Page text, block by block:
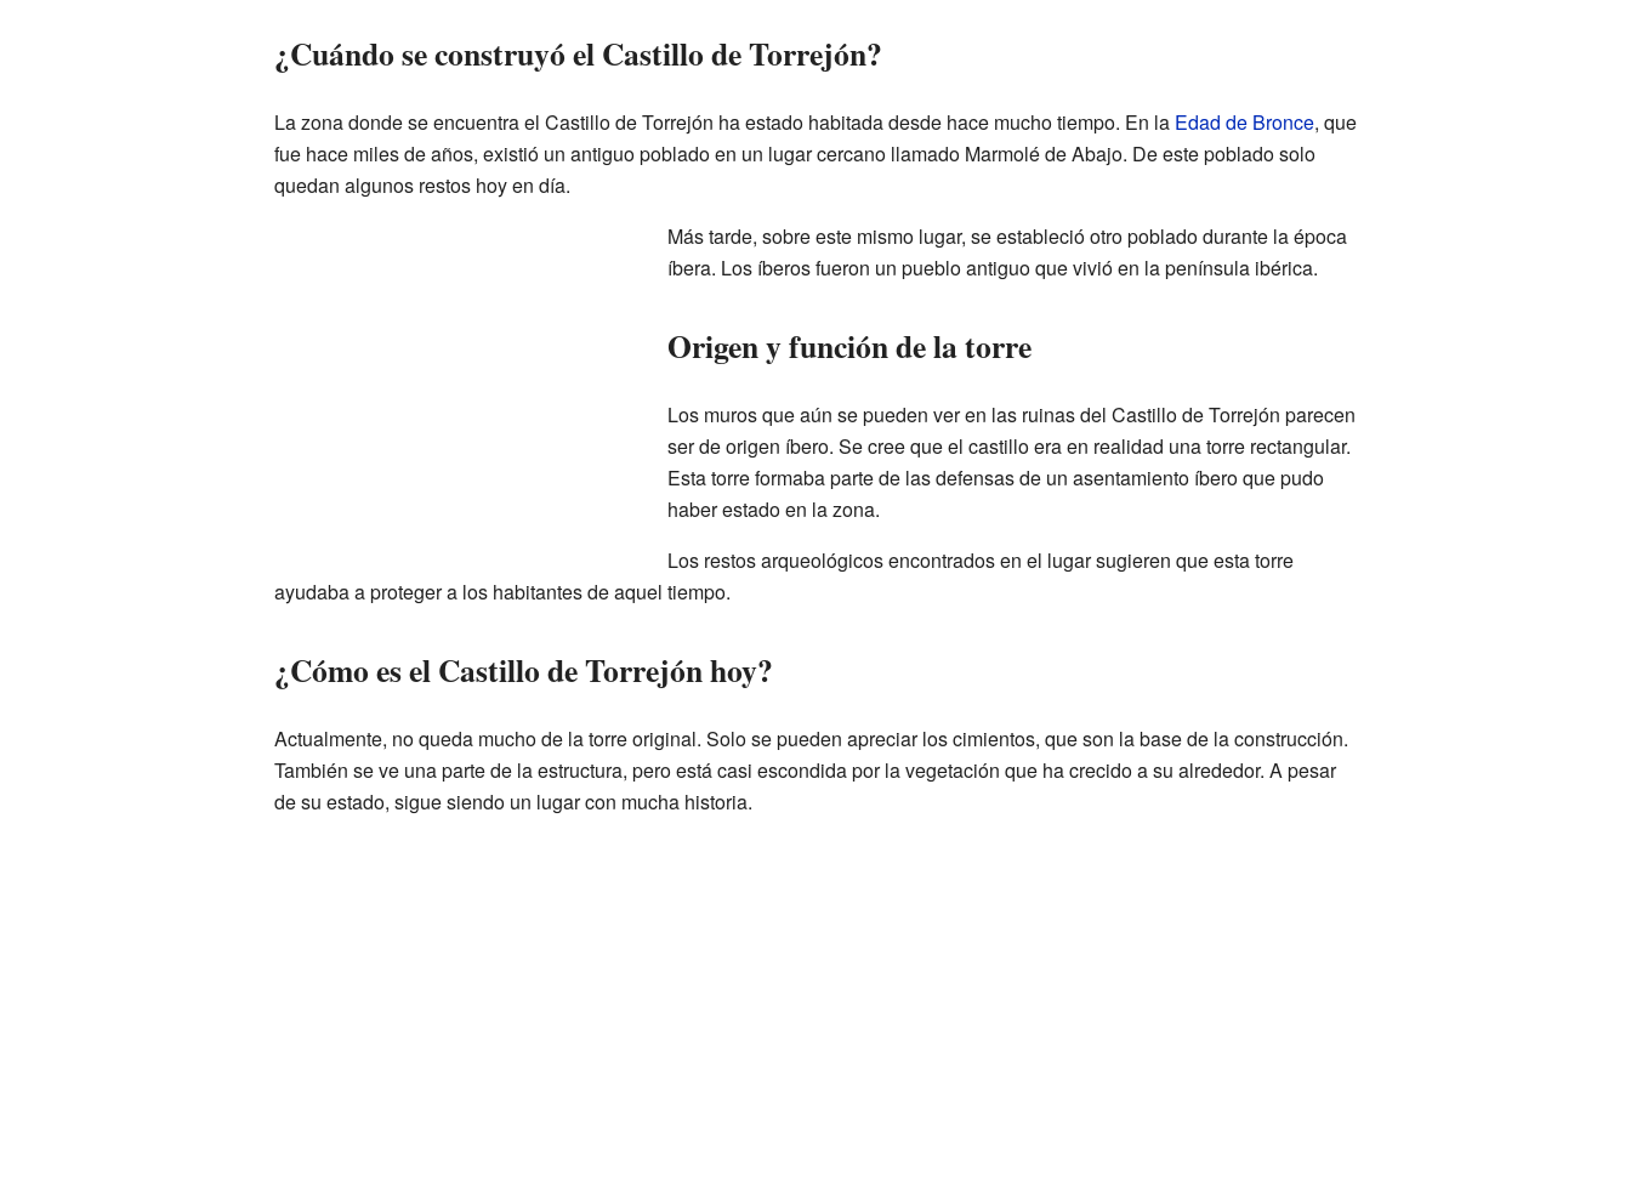
¿Cuándo se construyó el Castillo de Torrejón?
La zona donde se encuentra el Castillo de Torrejón ha estado habitada desde hace mucho tiempo. En la Edad de Bronce, que
fue hace miles de años, existió un antiguo poblado en un lugar cercano llamado Marmolé de Abajo. De este poblado solo
quedan algunos restos hoy en día.
Más tarde, sobre este mismo lugar, se estableció otro poblado durante la época
íbera. Los íberos fueron un pueblo antiguo que vivió en la península ibérica.
Origen y función de la torre
Los muros que aún se pueden ver en las ruinas del Castillo de Torrejón parecen
ser de origen íbero. Se cree que el castillo era en realidad una torre rectangular.
Esta torre formaba parte de las defensas de un asentamiento íbero que pudo
haber estado en la zona.
Los restos arqueológicos encontrados en el lugar sugieren que esta torre
ayudaba a proteger a los habitantes de aquel tiempo.
¿Cómo es el Castillo de Torrejón hoy?
Actualmente, no queda mucho de la torre original. Solo se pueden apreciar los cimientos, que son la base de la construcción.
También se ve una parte de la estructura, pero está casi escondida por la vegetación que ha crecido a su alrededor. A pesar
de su estado, sigue siendo un lugar con mucha historia.